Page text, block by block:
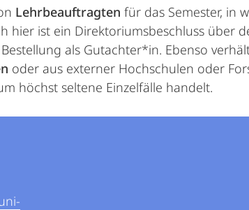
Lehrbeauftragten für das Semester, in
hier ist ein Direktoriumsbeschluss über
als Gutachter*in. Ebenso
oder aus externer Hochschulen oder
höchst seltene Einzelfälle handelt.